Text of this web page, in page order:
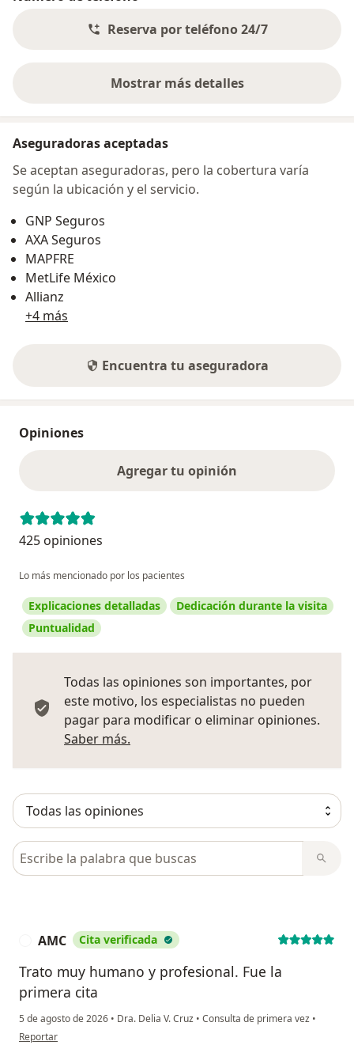
Reserva por teléfono 24/7
Mostrar más detalles
sobre la dirección
Aseguradoras aceptadas
Se aceptan aseguradoras, pero la cobertura varía
según la ubicación y el servicio.
GNP Seguros
AXA Seguros
MAPFRE
MetLife México
Allianz
+4 más
Encuentra tu aseguradora
Opiniones
Agregar tu opinión
425 opiniones
Lo más mencionado por los pacientes
Explicaciones detalladas
Dedicación durante la visita
Puntualidad
Todas las opiniones son importantes, por
este motivo, los especialistas no pueden
pagar para modificar o eliminar opiniones.
Saber más.
Busca en opiniones
AMC Cita verificada
Trato muy humano y profesional. Fue la
primera cita
5 de agosto de 2026 • Dra. Delia V. Cruz • Consulta de primera vez •
en opinión del usuario AMC
Reportar